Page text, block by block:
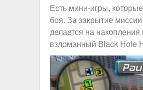
Есть мини-игры,
боя. За закрытие
делается на
взломанный Black Hole